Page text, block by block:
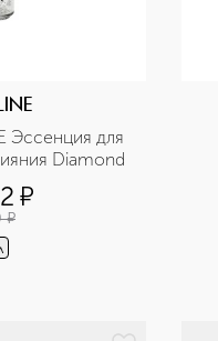
Эссенция для
Diamond
¤
¤